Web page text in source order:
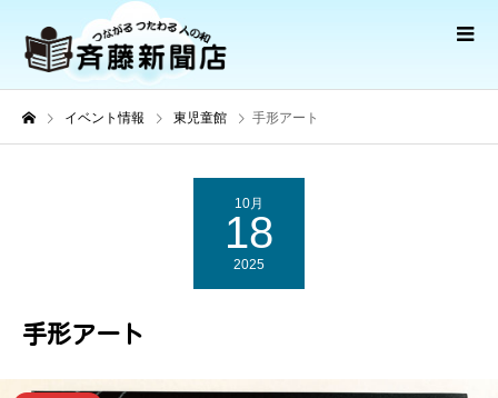
イベント情報 東児童館 手形アート
10月
18
2025
手形アート